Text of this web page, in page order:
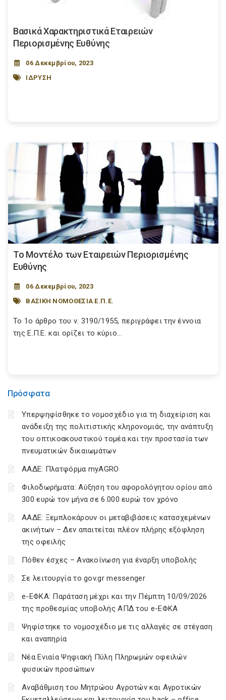
Πρόσφατα
Υπερψηφίσθηκε το νομοσχέδιο για τη διαχείριση και
ανάδειξη της πολιτιστικής κληρονομιάς, την ανάπτυξη
του οπτικοακουστικού τομέα και την προστασία των
πνευματικών δικαιωμάτων
ΑΑΔΕ: Πλατφόρμα myAGRO
Φιλοδωρήματα: Αύξηση του αφορολόγητου ορίου από
300 ευρώ τον μήνα σε 6.000 ευρώ τον χρόνο
ΑΑΔΕ: Ξεμπλοκάρουν οι μεταβιβάσεις κατασχεμένων
ακινήτων – Δεν απαιτείται πλέον πλήρης εξόφληση
της οφειλής
Πόθεν έσχες – Ανακοίνωση για έναρξη υποβολής
Σε λειτουργία το gov.gr messenger
e-ΕΦΚΑ: Παράταση μέχρι και την Πέμπτη 10/09/2026
της προθεσμίας υποβολής ΑΠΔ του e-ΕΦΚΑ
Ψηφίστηκε το νομοσχέδιο με τις αλλαγές σε στέγαση
και αναπηρία
Νέα Ενιαία Ψηφιακή Πύλη Πληρωμών οφειλών
φυσικών προσώπων
Αναβάθμιση του Μητρώου Αγροτών και Αγροτικών
Βασικά Χαρακτηριστικά Εταιρειών
Περιορισμένης Ευθύνης
06 Δεκεμβρίου, 2023
ΙΔΡΥΣΗ
Το Μοντέλο των Εταιρειών Περιορισμένης
Ευθύνης
06 Δεκεμβρίου, 2023
ΒΑΣΙΚΗ ΝΟΜΟΘΕΣΙΑ Ε.Π.Ε.
Το 1ο άρθρο του ν. 3190/1955, περιγράφει την έννοια
της Ε.Π.Ε. και ορίζει το κύριο...